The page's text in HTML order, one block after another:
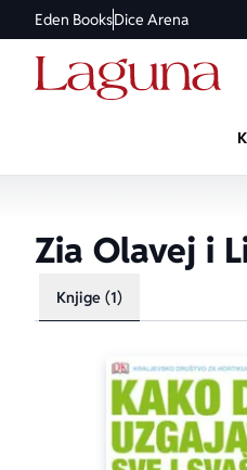
Eden BooksDice Arena
Zia Olavej i
Knjige (1)